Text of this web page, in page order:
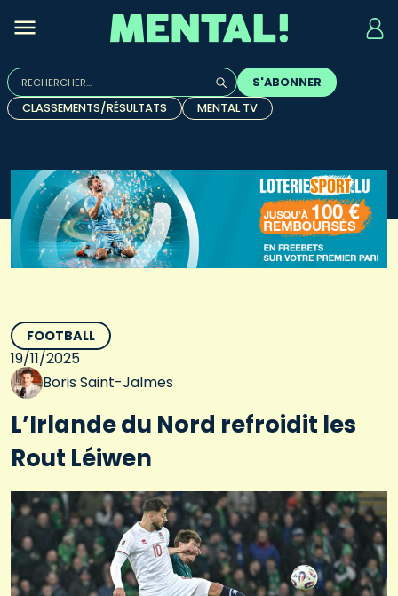
Rechercher :
Quand les résultats de l'auto-complétion sont
S'ABONNER
CLASSEMENTS/RÉSULTATS
MENTAL TV
FOOTBALL
19/11/2025
Boris Saint-Jalmes
L’Irlande du Nord refroidit les
Rout Léiwen